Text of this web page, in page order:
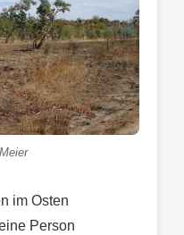
im Osten
Person